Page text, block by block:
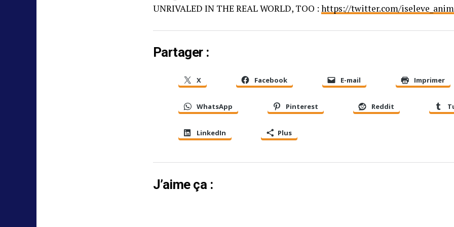
UNRIVALED IN THE REAL WORLD, TOO : https://twitter.com/
Partager :
X Facebook E-mail Imprimer
WhatsApp Pinterest Reddit
LinkedIn Plus
J’aime ça :